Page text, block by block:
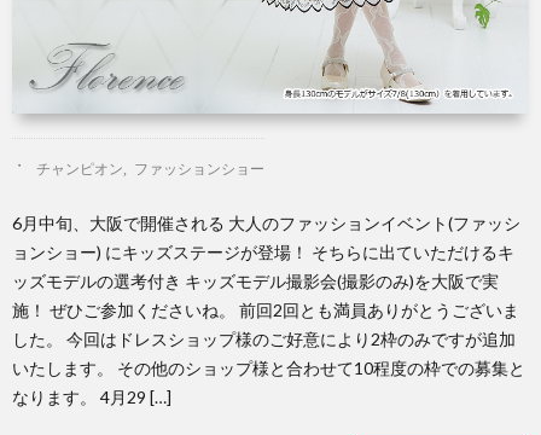
チャンピオン ファッションショー
6月中旬、大阪で開催される 大人のファッションイベント(ファッシ
ョンショー) にキッズステージが登場！ そちらに出ていただけるキ
ッズモデルの選考付き キッズモデル撮影会(撮影のみ)を大阪で実
施！ ぜひご参加くださいね。 前回2回とも満員ありがとうございま
した。 今回はドレスショップ様のご好意により2枠のみですが追加
いたします。 その他のショップ様と合わせて10程度の枠での募集と
なります。 4月29 […]